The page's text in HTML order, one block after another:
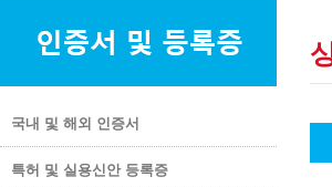
국내 및 해외 인증서
특허 및 실용신안 등록증